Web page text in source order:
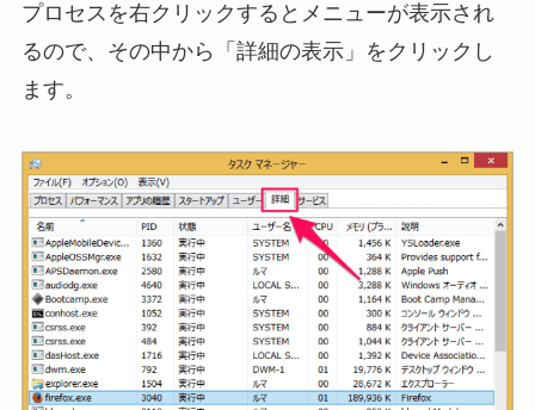
プロセスを右クリックするとメニューが表示され
るので、その中から「詳細の表示」をクリックし
ます。